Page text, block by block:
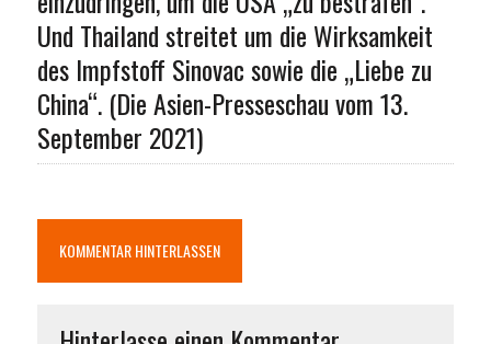
Und Thailand streitet um die Wirksamkeit
des Impfstoff Sinovac sowie die „Liebe zu
China“. (Die Asien-Presseschau vom 13.
September 2021)
KOMMENTAR HINTERLASSEN